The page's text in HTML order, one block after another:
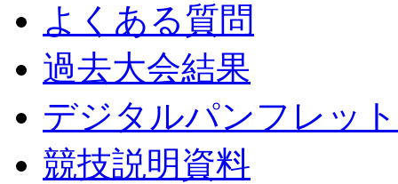
よくある質問
過去大会結果
デジタルパンフレット
競技説明資料